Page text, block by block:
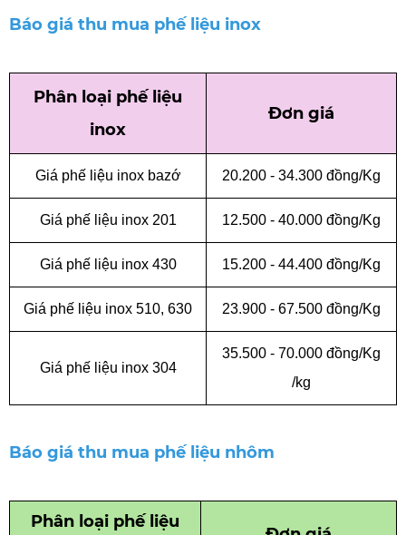
Báo giá thu mua phế liệu inox
Phân loại phế liệu
inox
Đơn giá
Giá phế liệu inox bazớ 20.200 - 34.300 đồng/Kg
Giá phế liệu inox 201 12.500 - 40.000 đồng/Kg
Giá phế liệu inox 430 15.200 - 44.400 đồng/Kg
Giá phế liệu inox 510, 630 23.900 - 67.500 đồng/Kg
Giá phế liệu inox 304
35.500 - 70.000 đồng/Kg
/kg
Báo giá thu mua phế liệu nhôm
Phân loại phế liệu